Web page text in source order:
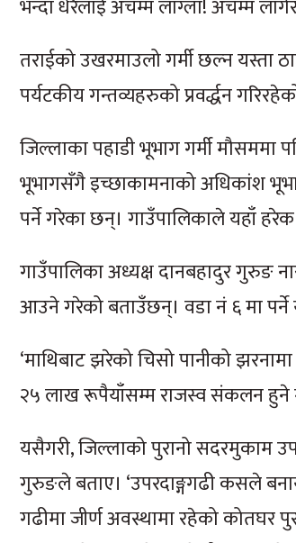
भन्दा धेरैलाई अचम्म लाग्ला! अचम्म
तराईको उखरमाउलो गर्मी छल्न
पर्यटकीय गन्तव्यहरुको प्रवर्द्धन
जिल्लाका पहाडी भूभाग गर्मी मौसममा
भूभागसँगै इच्छाकामनाको अधिकांश
पर्ने गरेका छन्। गाउँपालिकाले यहाँ
गाउँपालिका अध्यक्ष दानबहादुर गुरुङ
आउने गरेको बताउँछन्। वडा नं ६ मा
‘माथिबाट झरेको चिसो पानीको
२५ लाख रूपैयाँसम्म राजस्व संकलन हुने
यसैगरी, जिल्लाको पुरानो सदरमुकाम
गुरुङले बताए। ‘उपरदाङ्गगढी कसले
गढीमा जीर्ण अवस्थामा रहेको कोतघर